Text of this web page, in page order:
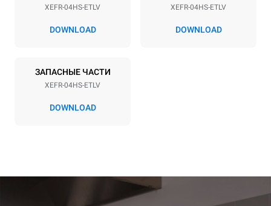
источников.Greenhouse
XEFR-04HS-ETLV
DOWNLOAD
XEFR-04HS-ETLV
DOWNLOAD
ЗАПАСНЫЕ ЧАСТИ
XEFR-04HS-ETLV
DOWNLOAD